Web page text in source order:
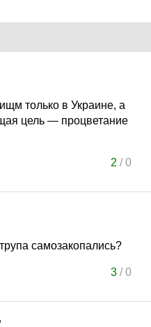
только в Украине, а
цель — процветание
2 /0
самозакопались?
3/0